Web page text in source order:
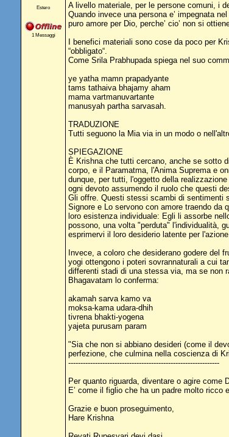
Estero
1 Messaggi
A livello materiale, per le persone comuni, i
Quando invece una persona e’ impegnata
puro amore per Dio, perche’ cio’ non si
I benefici materiali sono cose da poco per
“obbligato“.
Come Srila Prabhupada spiega nel suo
ye yatha mamn prapadyante
tams tathaiva bhajamy aham
mama vartmanuvartante
manusyah partha sarvasah.
TRADUZIONE
Tutti seguono la Mia via in un modo o
SPIEGAZIONE
È Krishna che tutti cercano, anche se sotto
corpo, e il Paramatma, l'Anima Suprema e
dunque, per tutti, l'oggetto della
ogni devoto assumendo il ruolo che questi
Gli offre. Questi stessi scambi di sentimenti
Signore e Lo servono con amore traendo
loro esistenza individuale: Egli li assorbe
possono, una volta "perduta" l'individualità,
esprimervi il loro desiderio latente per
Invece, a coloro che desiderano godere del
yogi ottengono i poteri sovrannaturali a cui
differenti stadi di una stessa via, ma se non
Bhagavatam lo conferma:
akamah sarva kamo va
moksa-kama udara-dhih
tivrena bhakti-yogena
yajeta purusam param
"Sia che non si abbiano desideri (come il
perfezione, che culmina nella coscienza di
--------------------------------------------------------------
Per quanto riguarda, diventare o agire come
E’ come il figlio che ha un padre molto
Grazie e buon proseguimento,
Hare Krishna